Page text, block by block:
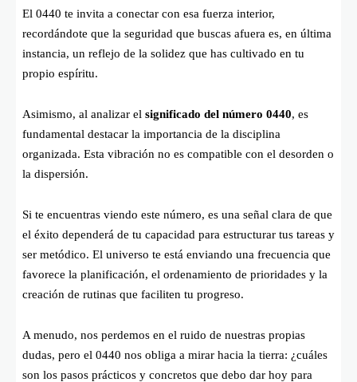
El 0440 te invita a conectar con esa fuerza interior,
recordándote que la seguridad que buscas afuera es, en última
instancia, un reflejo de la solidez que has cultivado en tu
propio espíritu.
Asimismo, al analizar el significado del número 0440, es
fundamental destacar la importancia de la disciplina
organizada. Esta vibración no es compatible con el desorden o
la dispersión.
Si te encuentras viendo este número, es una señal clara de que
el éxito dependerá de tu capacidad para estructurar tus tareas y
ser metódico. El universo te está enviando una frecuencia que
favorece la planificación, el ordenamiento de prioridades y la
creación de rutinas que faciliten tu progreso.
A menudo, nos perdemos en el ruido de nuestras propias
dudas, pero el 0440 nos obliga a mirar hacia la tierra: ¿cuáles
son los pasos prácticos y concretos que debo dar hoy para